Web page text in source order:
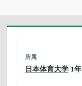
所属
日本体育大学 1年